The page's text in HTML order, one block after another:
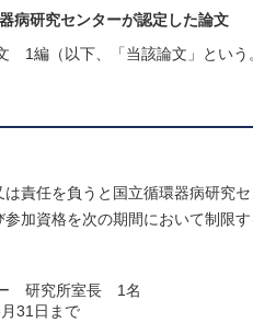
病研究センターが認定した論文
1編（以下、「当該論文」という
責任を負うと国立循環器病研究
加資格を次の期間において制限
研究所室長 1名
31日まで